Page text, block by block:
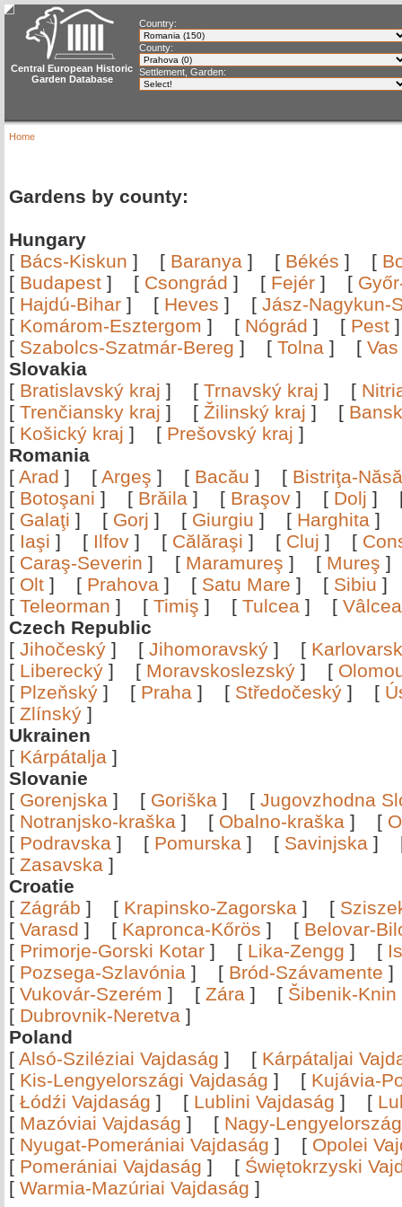
Central European Historic
Garden Database
Country:
County:
Settlement, Garden:
Home
Gardens by county:
Hungary
[ Bács-Kiskun ] [ Baranya ] [ Békés ] [
[ Budapest ] [ Csongrád ] [ Fejér ] [
[ Hajdú-Bihar ] [ Heves ] [ Jász-Nagykun-
[ Komárom-Esztergom ] [ Nógrád ] [ Pest
[ Szabolcs-Szatmár-Bereg ] [ Tolna ] [ Vas
Slovakia
[ Bratislavský kraj ] [ Trnavský kraj ] [
[ Trenčiansky kraj ] [ Žilinský kraj ] [
[ Košický kraj ] [ Prešovský kraj ]
Romania
[ Arad ] [ Argeş ] [ Bacău ] [ Bistriţa-
[ Botoşani ] [ Brăila ] [ Braşov ] [ Dolj ]
[ Galaţi ] [ Gorj ] [ Giurgiu ] [ Harghita ]
[ Iaşi ] [ Ilfov ] [ Călăraşi ] [ Cluj ] [
[ Caraş-Severin ] [ Maramureş ] [ Mureş
[ Olt ] [ Prahova ] [ Satu Mare ] [ Sibiu
[ Teleorman ] [ Timiş ] [ Tulcea ] [
Czech Republic
[ Jihočeský ] [ Jihomoravský ] [
[ Liberecký ] [ Moravskoslezský ] [
[ Plzeňský ] [ Praha ] [ Středočeský ] [
[ Zlínský ]
Ukrainen
[ Kárpátalja ]
Slovanie
[ Gorenjska ] [ Goriška ] [ Jugovzhodna
[ Notranjsko-kraška ] [ Obalno-kraška ] [
[ Podravska ] [ Pomurska ] [ Savinjska ]
[ Zasavska ]
Croatie
[ Zágráb ] [ Krapinsko-Zagorska ] [
[ Varasd ] [ Kapronca-Kőrös ] [ Belovar-
[ Primorje-Gorski Kotar ] [ Lika-Zengg ] [
[ Pozsega-Szlavónia ] [ Bród-Szávamente
[ Vukovár-Szerém ] [ Zára ] [ Šibenik-Knin
[ Dubrovnik-Neretva ]
Poland
[ Alsó-Sziléziai Vajdaság ] [ Kárpátaljai
[ Kis-Lengyelországi Vajdaság ] [ Kujávia-
[ Łódźi Vajdaság ] [ Lublini Vajdaság ] [
[ Mazóviai Vajdaság ] [ Nagy-
[ Nyugat-Pomerániai Vajdaság ] [ Opolei
[ Pomerániai Vajdaság ] [ Świętokrzyski
[ Warmia-Mazúriai Vajdaság ]